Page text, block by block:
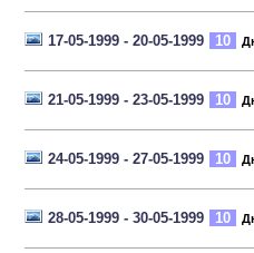
17-05-1999 - 20-05-1999 10
21-05-1999 - 23-05-1999 10
24-05-1999 - 27-05-1999 10
28-05-1999 - 30-05-1999 10